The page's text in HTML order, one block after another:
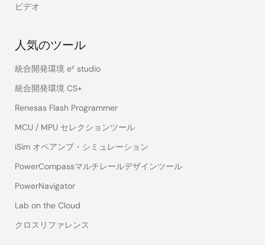
ビデオ
人気のツール
統合開発環境 e² studio
統合開発環境 CS+
Renesas Flash Programmer
MCU / MPU セレクションツール
iSim オペアンプ・シミュレーション
PowerCompassマルチレールデザインツール
PowerNavigator
Lab on the Cloud
クロスリファレンス